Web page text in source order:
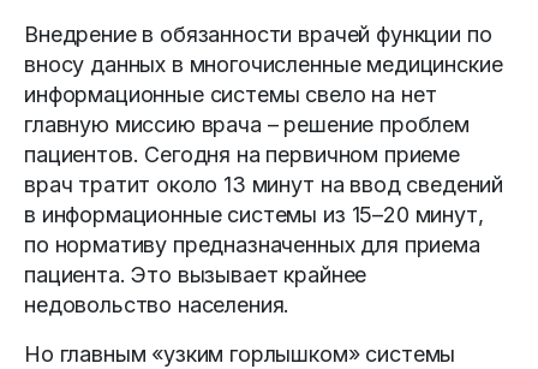
Внедрение в обязанности врачей функ­ции по
вносу данных в многочисленные медицинские
информационные системы свело на нет
главную миссию врача – решение проблем
пациентов. Сегодня на первичном приеме
врач тратит около 13 минут на ввод сведений
в информационные системы из 15–20 минут,
по нормативу предназначенных для приема
пациента. Это вызывает крайнее
недовольство населения.
Но главным «узким горлышком» сис­темы